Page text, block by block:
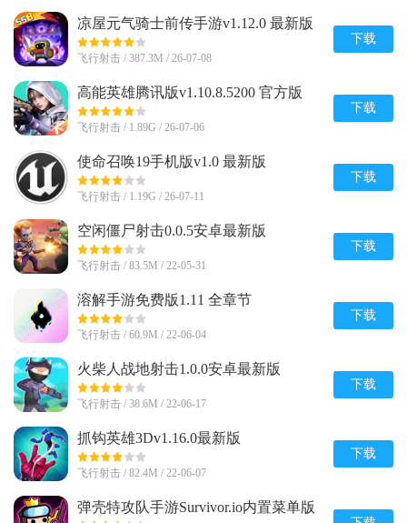
凉屋元气骑士前传手游v1.12.0 最新版
飞行射击 / 387.3M / 26-07-08
下载
高能英雄腾讯版v1.10.8.5200 官方版
飞行射击 / 1.89G / 26-07-06
下载
使命召唤19手机版v1.0 最新版
飞行射击 / 1.19G / 26-07-11
下载
空闲僵尸射击0.0.5安卓最新版
飞行射击 / 83.5M / 22-05-31
下载
溶解手游免费版1.11 全章节
飞行射击 / 60.9M / 22-06-04
下载
火柴人战地射击1.0.0安卓最新版
飞行射击 / 38.6M / 22-06-17
下载
抓钩英雄3Dv1.16.0最新版
飞行射击 / 82.4M / 22-06-07
下载
弹壳特攻队手游Survivor.io内置菜单版